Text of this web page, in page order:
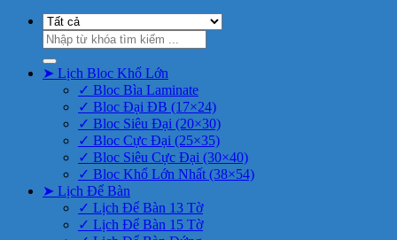
Tìm
kiếm:
➤ Lịch Bloc Khổ Lớn
✓ Bloc Bìa Laminate
✓ Bloc Đại ĐB (17×24)
✓ Bloc Siêu Đại (20×30)
✓ Bloc Cực Đại (25×35)
✓ Bloc Siêu Cực Đại (30×40)
✓ Bloc Khổ Lớn Nhất (38×54)
➤ Lịch Để Bàn
✓ Lịch Để Bàn 13 Tờ
✓ Lịch Để Bàn 15 Tờ